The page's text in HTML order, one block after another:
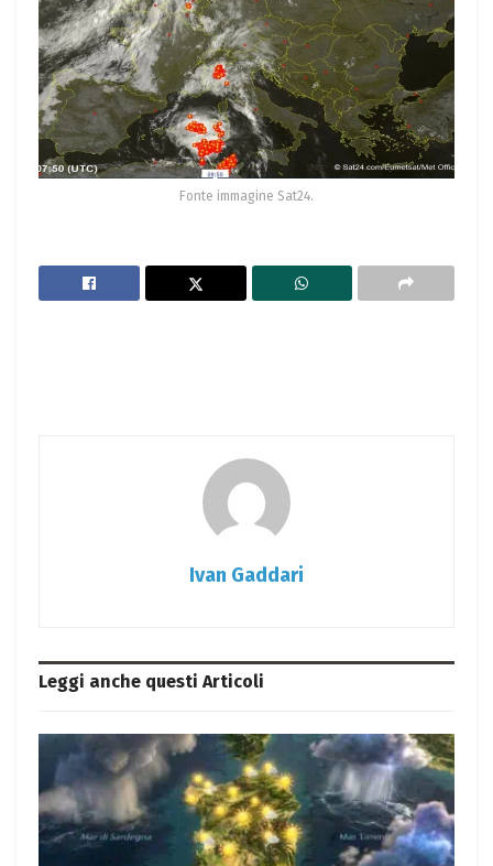
Fonte immagine Sat24.
Ivan Gaddari
Leggi anche questi Articoli